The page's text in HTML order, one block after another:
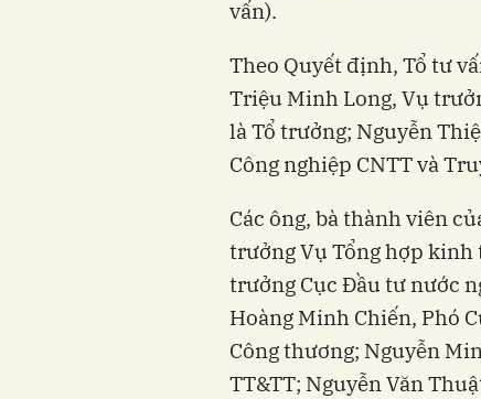
vấn).
Theo Quyết định, Tổ tư
Triệu Minh Long, Vụ
là Tổ trưởng; Nguyễn
Công nghiệp CNTT và
Các ông, bà thành viên
trưởng Vụ Tổng hợp kinh
trưởng Cục Đầu tư nước
Hoàng Minh Chiến, Phó
Công thương; Nguyễn
TT&TT; Nguyễn Văn